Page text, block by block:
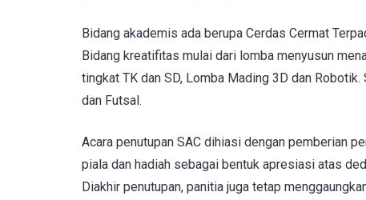
Bidang akademis ada berupa Cerdas Cermat
Bidang kreatifitas mulai dari lomba menyusun
tingkat TK dan SD, Lomba Mading 3D dan
dan Futsal.
Acara penutupan SAC dihiasi dengan pemberian
piala dan hadiah sebagai bentuk apresiasi atas
Diakhir penutupan, panitia juga tetap